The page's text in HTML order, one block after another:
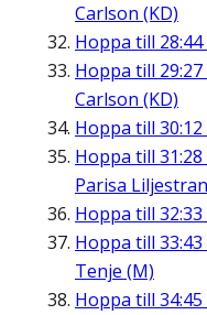
Carlson (KD)
Hoppa till 28:44
Hoppa till 29:27
Carlson (KD)
Hoppa till 30:12
Hoppa till 31:28
Parisa
Hoppa till 32:33
Hoppa till 33:43
Tenje (M)
Hoppa till 34:45